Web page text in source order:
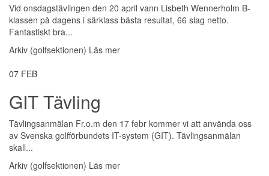
Vid onsdagstävlingen den 20 april vann Lisbeth Wennerholm B-
klassen på dagens i särklass bästa resultat, 66 slag netto.
Fantastiskt bra...
Arkiv (golfsektionen) Läs mer
07 FEB
GIT Tävling
Tävlingsanmälan Fr.o.m den 17 febr kommer vi att använda oss
av Svenska golfförbundets IT-system (GIT). Tävlingsanmälan
skall...
Arkiv (golfsektionen) Läs mer